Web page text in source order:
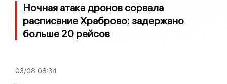
Ночная атака дронов сорвала
расписание Храброво: задержано
больше 20 рейсов
03/08 08:34